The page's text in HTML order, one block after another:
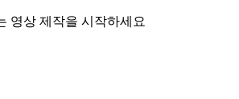
영상 제작을 시작하세요